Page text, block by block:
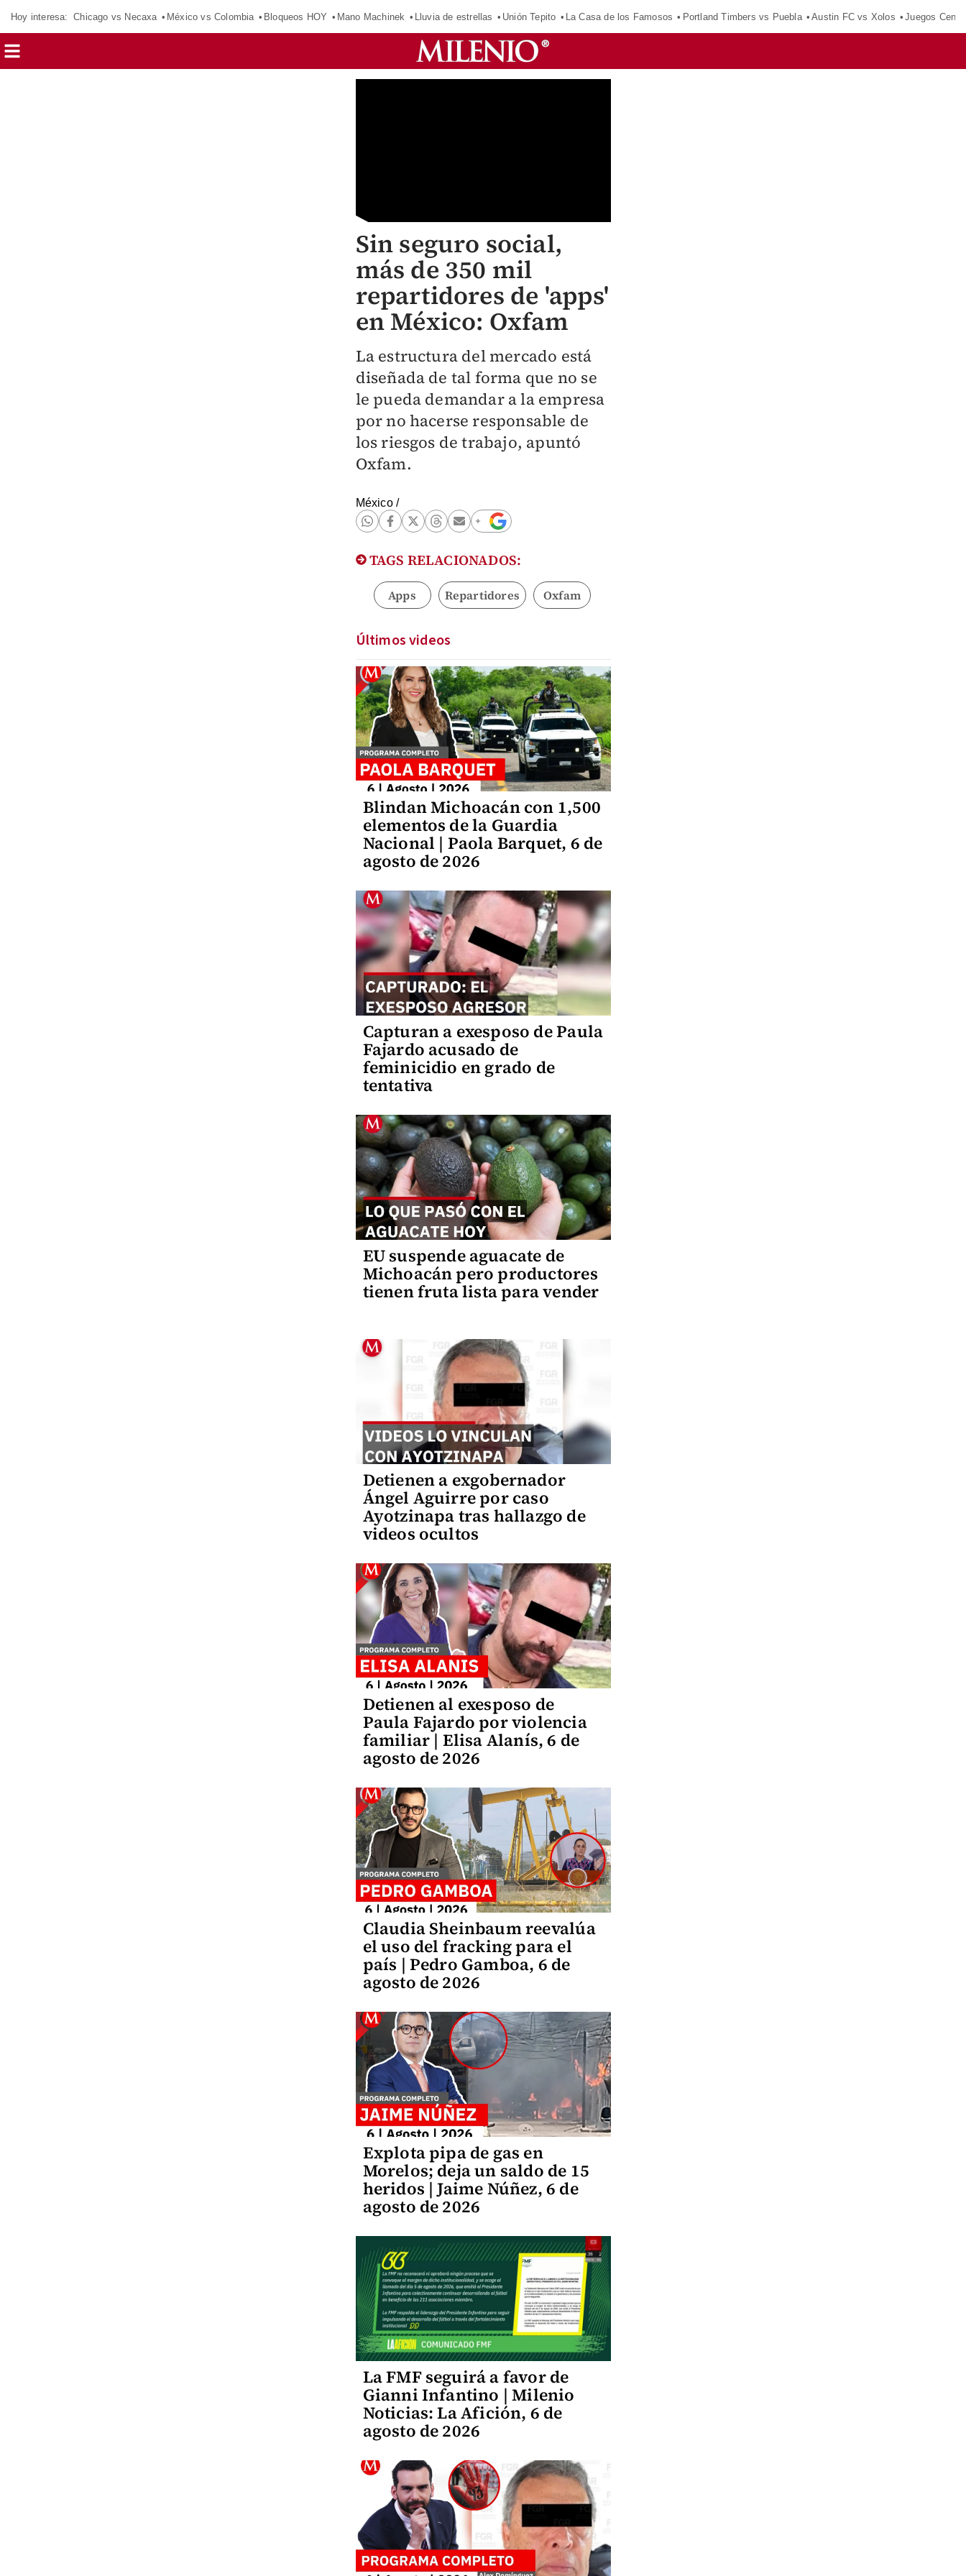
Hoy interesa: Chicago vs Necaxa México vs Colombia Bloqueos HOY Mano Machinek Lluvia de estrellas Unión Tepito La Casa de los Famosos Portland Timbers vs Puebla Austin FC vs Xolos Juegos
Sin seguro social,
más de 350 mil
repartidores de 'apps'
en México: Oxfam
La estructura del mercado está
diseñada de tal forma que no se
le pueda demandar a la empresa
por no hacerse responsable de
los riesgos de trabajo, apuntó
Oxfam.
México/
TAGS RELACIONADOS:
Apps Repartidores Oxfam
Últimos videos
Blindan Michoacán con 1,500
elementos de la Guardia
Nacional | Paola Barquet, 6 de
agosto de 2026
Capturan a exesposo de Paula
Fajardo acusado de
feminicidio en grado de
tentativa
EU suspende aguacate de
Michoacán pero productores
tienen fruta lista para vender
Detienen a exgobernador
Ángel Aguirre por caso
Ayotzinapa tras hallazgo de
videos ocultos
Detienen al exesposo de
Paula Fajardo por violencia
familiar | Elisa Alanís, 6 de
agosto de 2026
Claudia Sheinbaum reevalúa
el uso del fracking para el
país | Pedro Gamboa, 6 de
agosto de 2026
Explota pipa de gas en
Morelos; deja un saldo de 15
heridos | Jaime Núñez, 6 de
agosto de 2026
La FMF seguirá a favor de
Gianni Infantino | Milenio
Noticias: La Afición, 6 de
agosto de 2026